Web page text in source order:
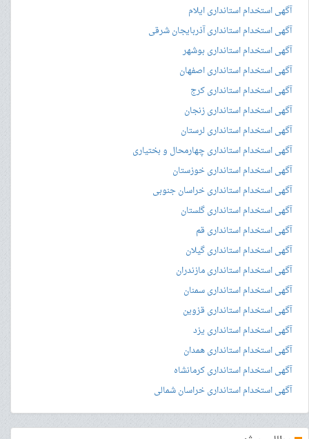
آگهی استخدام استانداری ایلام
آگهی استخدام استانداری آذربایجان شرقی
آگهی استخدام استانداری بوشهر
آگهی استخدام استانداری اصفهان
آگهی استخدام استانداری کرج
آگهی استخدام استانداری زنجان
آگهی استخدام استانداری لرستان
آگهی استخدام استانداری چهارمحال و بختیاری
آگهی استخدام استانداری خوزستان
آگهی استخدام استانداری خراسان جنوبی
آگهی استخدام استانداری گلستان
آگهی استخدام استانداری قم
آگهی استخدام استانداری گیلان
آگهی استخدام استانداری مازندران
آگهی استخدام استانداری سمنان
آگهی استخدام استانداری قزوین
آگهی استخدام استانداری یزد
آگهی استخدام استانداری همدان
آگهی استخدام استانداری کرمانشاه
آگهی استخدام استانداری خراسان شمالی